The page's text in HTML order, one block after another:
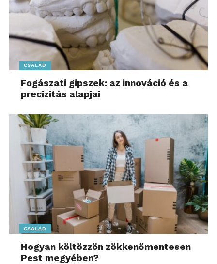
CSALÁD
Fogászati gipszek: az innováció és a
precizitás alapjai
CSALÁD
Hogyan költözzön zökkenőmentesen
Pest megyében?